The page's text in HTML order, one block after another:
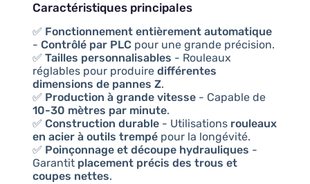
Caractéristiques principales
✅ Fonctionnement entièrement automatique
- Contrôlé par PLCpour une grande précision.
✅ Tailles personnalisables - Rouleaux
réglables pour produire différentes
dimensions de pannes Z.
✅ Production à grande vitesse- Capable de
10-30 mètres par minute.
✅ Construction durable- Utilisations rouleaux
en acier à outils trempépour la longévité.
✅ Poinçonnage et découpe hydrauliques -
Garantit placement précis des trous et
coupes nettes.